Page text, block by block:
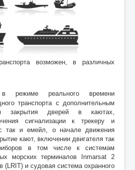
возможен, в различных
реального времени
транспорта с дополнительным
закрытия дверей в каютах,
сигнализации к трекеру и
так и емейл, о начале движения
кают, включении двигателя так
в том числе к системам
морских терминалов Inmarsat 2
(LRIT) и судовая система охранного